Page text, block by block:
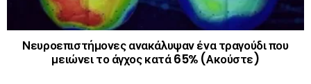
Νευροεπιστήμονες ανακάλυψαν ένα τραγούδι που
μειώνει το άγχος κατά 65% (Ακούστε)